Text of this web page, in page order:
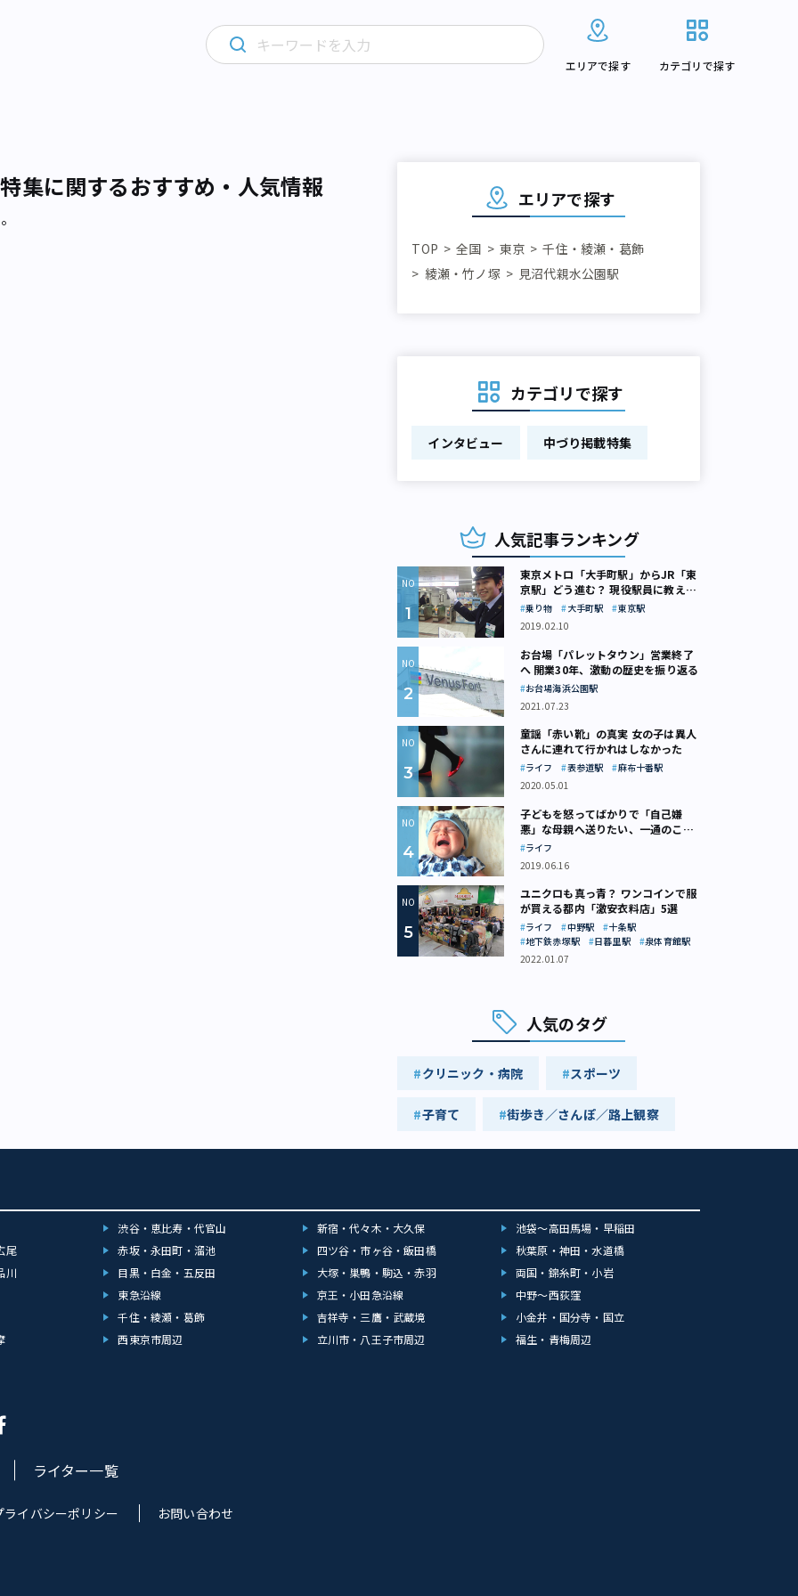
エリアで探す カテゴリで探す
集に関するおすすめ・人気情報 エリアで探す
TOP 全国 東京
千住・綾瀬・葛飾
綾瀬・竹ノ塚
見沼代親水公園駅
カテゴリで探す
インタビュー 中づり掲載特集
人気記事ランキング
東京メトロ「大手町駅」からJR「東
京駅」どう進む？ 現役駅員に教えて
もらいました
乗り物 大手町駅
東京駅
2019.02.10
お台場「パレットタウン」営業終了
へ 開業30年、激動の歴史を振り返る
お台場海浜公園駅
2021.07.23
童謡「赤い靴」の真実 女の子は異人
さんに連れて行かれはしなかった
ライフ 表参道駅
麻布十番駅
2020.05.01
子どもを怒ってばかりで「自己嫌
悪」な母親へ送りたい、一通のここ
ろの処方箋
ライフ
2019.06.16
ユニクロも真っ青？ ワンコインで服
が買える都内「激安衣料店」5選
ライフ 中野駅
十条駅
地下鉄赤塚駅
日暮里駅
泉体育館駅
2022.01.07
人気のタグ
クリニック・病院 スポーツ
子育て 街歩き／さんぽ／路上観察
渋谷・恵比寿・代官山 新宿・代々木・大久保
池袋～高田馬場・早稲田
尾 赤坂・永田町・溜池 四ツ谷・市ヶ谷・飯田橋
秋葉原・神田・水道橋
川 目黒・白金・五反田 大塚・巣鴨・駒込・赤羽
両国・錦糸町・小岩
東急沿線 京王・小田急沿線
中野～西荻窪
千住・綾瀬・葛飾 吉祥寺・三鷹・武蔵境
小金井・国分寺・国立
西東京市周辺 立川市・八王子市周辺 福生・青梅周辺
ライター一覧
ライバシーポリシー お問い合わせ